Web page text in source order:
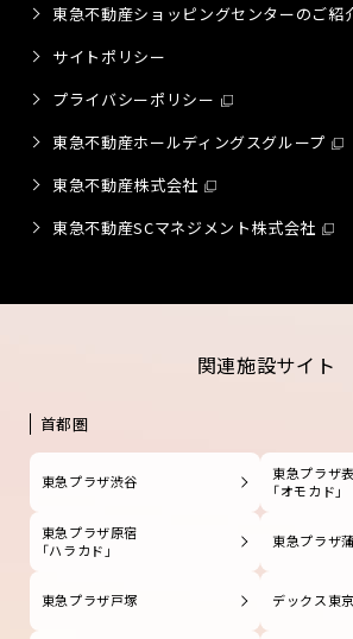
東急不動産ショッピングセンターのご紹
サイトポリシー
プライバシーポリシー
東急不動産ホールディングスグループ
東急不動産株式会社
東急不動産SCマネジメント株式会社
関連施設サイト
首都圏
東急プラザ渋谷
東急プラザ
「オモカド」
東急プラザ原宿
「ハラカド」
東急プラザ
東急プラザ戸塚 デックス東